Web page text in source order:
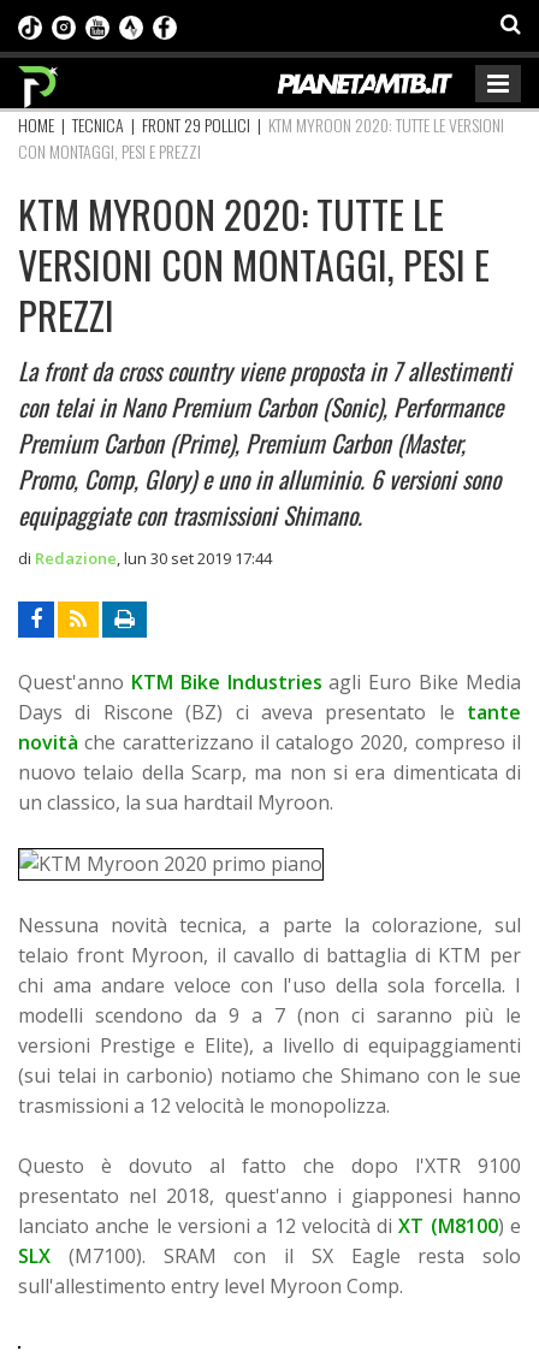
HOME |TECNICA | FRONT 29 POLLICI | KTM MYROON 2020: TUTTE LE VERSIONI
CON MONTAGGI, PESI E PREZZI
KTM MYROON 2020: TUTTE LE
VERSIONI CON MONTAGGI, PESI E
PREZZI
La front da cross country viene proposta in 7 allestimenti
con telai in Nano Premium Carbon (Sonic), Performance
Premium Carbon (Prime), Premium Carbon (Master,
Promo, Comp, Glory) e uno in alluminio. 6 versioni sono
equipaggiate con trasmissioni Shimano.
di Redazione lun 30 set 2019 17:44
Quest'anno KTM Bike Industries agli Euro Bike Media
Days di Riscone (BZ) ci aveva presentato le tante
novità che caratterizzano il catalogo 2020, compreso il
nuovo telaio della Scarp, ma non si era dimenticata di
un classico, la sua hardtail Myroon.
Nessuna novità tecnica, a parte la colorazione, sul
telaio front Myroon, il cavallo di battaglia di KTM per
chi ama andare veloce con l'uso della sola forcella. I
modelli scendono da 9 a 7 (non ci saranno più le
versioni Prestige e Elite), a livello di equipaggiamenti
(sui telai in carbonio) notiamo che Shimano con le sue
trasmissioni a 12 velocità le monopolizza.
Questo è dovuto al fatto che dopo l'XTR 9100
presentato nel 2018, quest'anno i giapponesi hanno
lanciato anche le versioni a 12 velocità diXT (M8100) e
SLX (M7100). SRAM con il SX Eagle resta solo
sull'allestimento entry level Myroon Comp.